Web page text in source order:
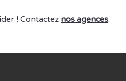
! Contactez nos agences.